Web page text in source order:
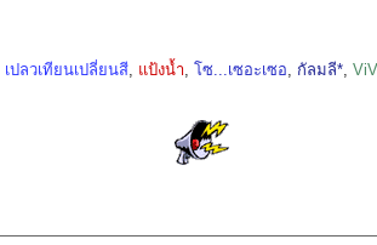
เปลวเทียนเปลี่ยนสี, แป้งน้ำ,โซ...เซอะเซอ, กัลมลี*,